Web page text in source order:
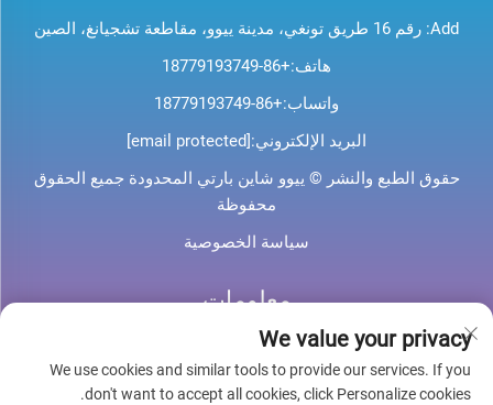
Add: رقم 16 طريق تونغي، مدينة ييوو، مقاطعة تشجيانغ، الصين
هاتف:+86-18779193749
واتساب:+86-18779193749
البريد الإلكتروني:[email protected]
حقوق الطبع والنشر © ييوو شاين بارتي المحدودة جميع الحقوق
محفوظة
سياسة الخصوصية
معلومات
اشترك لتلقي نشرتنا الإخبارية الأسبوعية
We value your privacy
We use cookies and similar tools to provide our services. If you
don't want to accept all cookies, click Personalize cookies.